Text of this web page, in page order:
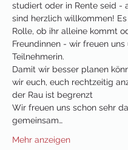
studiert oder in Rente seid -
sind herzlich willkommen!
Rolle, ob ihr alleine kommt
Freundinnen - wir freuen
Teilnehmerin.
Damit wir besser planen
wir euch, euch rechtzeitig
der Rau ist begrenzt
Wir freuen uns schon sehr
gemeinsam…
Mehr anzeigen